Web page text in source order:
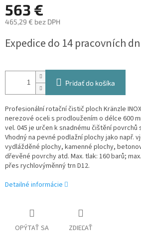
563 €
465,29 € bez DPH
cena:
Expedice do 14 pracovních
Pridať do košíka
Profesionální rotační čistič ploch Kränzle
nerezové oceli s prodloužením o délce 600
vel. 045 je určen k snadnému čištění
Vhodný na pevné podlažní plochy jako např.
vydlážděné plochy, kamenné plochy,
dřevěné povrchy atd. Max. tlak: 160 barů;
přes rychlovýměnný trn D12.
Detailné informácie
OPÝTAŤ SA ZDIEĽAŤ